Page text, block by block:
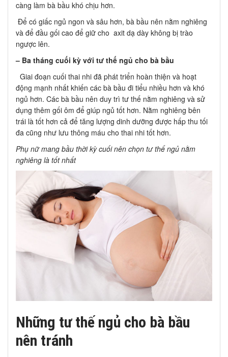
càng làm bà bầu khó chịu hơn.
Để có giấc ngủ ngon và sâu hơn, bà bầu nên nằm nghiêng
và để đầu gối cao để giữ cho axit dạ dày không bị trào
ngược lên.
– Ba tháng cuối kỳ với tư thế ngủ cho bà bầu
Giai đoạn cuối thai nhi đã phát triển hoàn thiện và hoạt
động mạnh nhất khiến các bà bầu đi tiểu nhiều hơn và khó
ngủ hơn. Các bà bầu nên duy trì tư thế nằm nghiêng và sử
dụng thêm gối ôm để giúp ngủ tốt hơn. Nằm nghiêng bên
trái là tốt hơn cả để tăng lượng dinh dưỡng được hấp thu tối
đa cũng như lưu thông máu cho thai nhi tốt hơn.
Phụ nữ mang bầu thời kỳ cuối nên chọn tư thế ngủ nằm
nghiêng là tốt nhất
Những tư thế ngủ cho bà bầu
nên tránh